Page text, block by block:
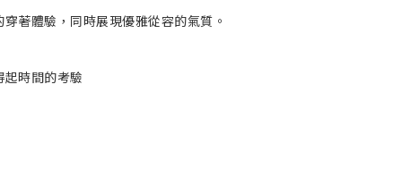
著體驗，同時展現優雅從容的氣質。
時間的考驗